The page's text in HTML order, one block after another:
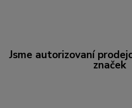
Jsme autorizovaní
značek